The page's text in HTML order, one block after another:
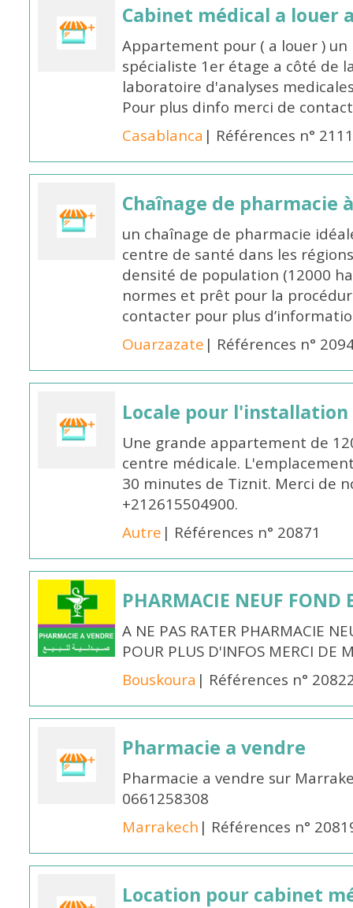
Cabinet médical a louer
Appartement pour ( a louer )
spécialiste 1er étage a côté de
laboratoire d'analyses
Pour plus dinfo merci de
Casablanca | Références n°
Chaînage de pharmacie
un chaînage de pharmacie
centre de santé dans les
densité de population (12000
normes et prêt pour la
contacter pour plus
Ouarzazate | Références n°
Locale pour
Une grande appartement de
centre médicale.
30 minutes de Tiznit. Merci de
+212615504900.
Autre | Références n° 20871
PHARMACIE NEUF FOND
A NE PAS RATER PHARMACIE
POUR PLUS D'INFOS MERCI DE
Bouskoura | Références n°
Pharmacie a vendre
Pharmacie a vendre sur
0661258308
Marrakech | Références n°
Location pour cabinet